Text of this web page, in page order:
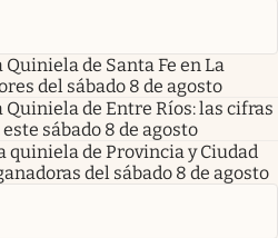
de Santa Fe en La
del sábado 8 de agosto
Quiniela de Entre Ríos: las cifras
sábado 8 de agosto
quiniela de Provincia y Ciudad
del sábado 8 de agosto